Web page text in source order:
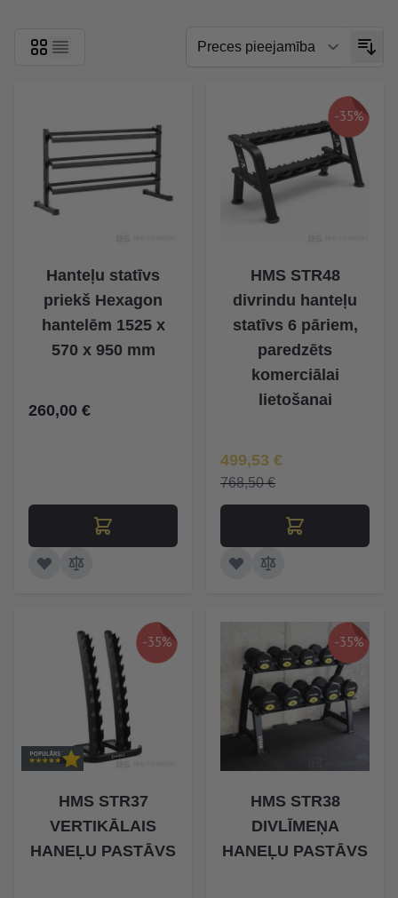
Hanteļu statīvs
priekš Hexagon
hantelēm 1525 x
570 x 950 mm
260,00 €
-35%
HMS STR48
divrindu hanteļu
statīvs 6 pāriem,
paredzēts
komerciālai
lietošanai
Īpaša Cena
499,53 €
768,50 €
-35%
HMS STR37
VERTIKĀLAIS
HANEĻU PASTĀVS
-35%
HMS STR38
DIVLĪMEŅA
HANEĻU PASTĀVS